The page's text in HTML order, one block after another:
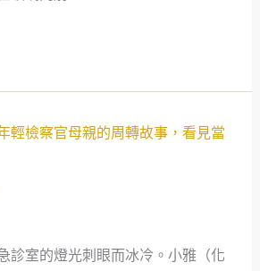
輕檢察官母親的周轉故事，看見當
診室的燈光刺眼而冰冷。小雅（化